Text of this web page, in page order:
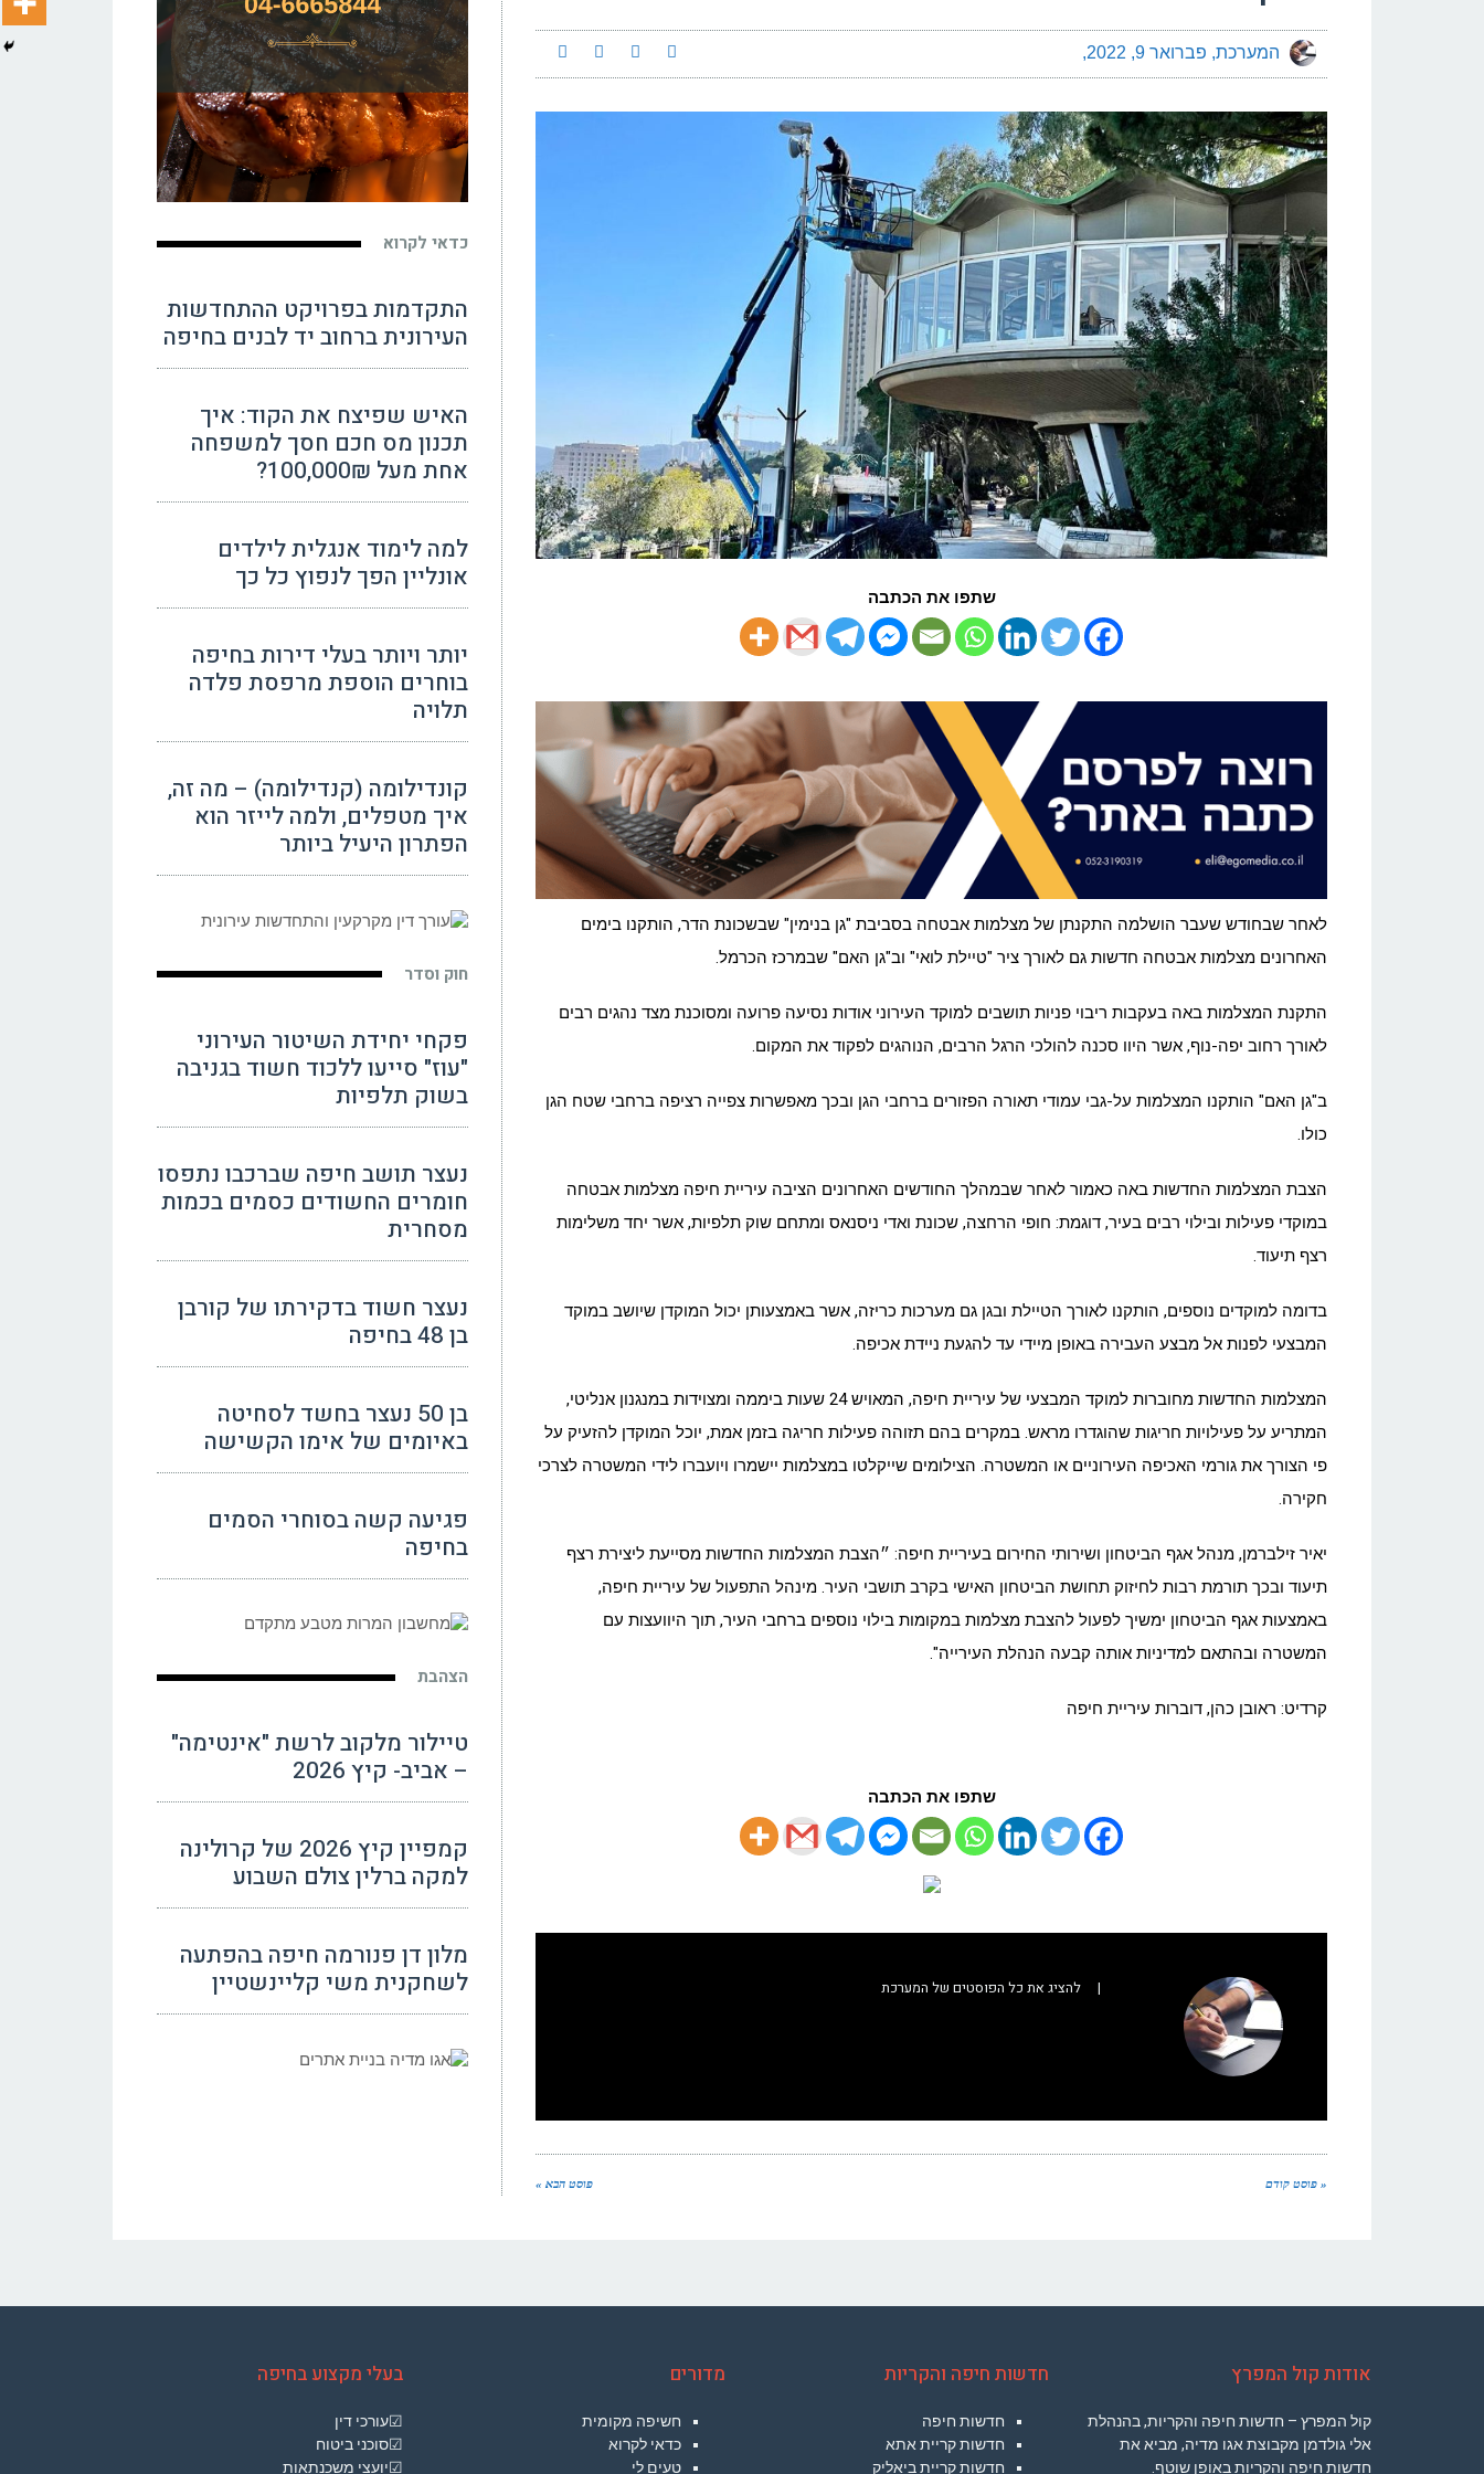
המערכת פברואר 9, 2022
שתפו את הכתבה
לאחר שבחודש שעבר הושלמה התקנתן של מצלמות אבטחה בסביבת "גן בנימין" שבשכונת הדר, הותקנו בימים
האחרונים מצלמות אבטחה חדשות גם לאורך ציר "טיילת לואי" וב"גן האם" שבמרכז הכרמל.
התקנת המצלמות באה בעקבות ריבוי פניות תושבים למוקד העירוני אודות נסיעה פרועה ומסוכנת מצד נהגים רבים
לאורך רחוב יפה-נוף, אשר היוו סכנה להולכי הרגל הרבים, הנוהגים לפקוד את המקום.
ב"גן האם" הותקנו המצלמות על-גבי עמודי תאורה הפזורים ברחבי הגן ובכך מאפשרות צפייה רציפה ברחבי שטח הגן
כולו.
הצבת המצלמות החדשות באה כאמור לאחר שבמהלך החודשים האחרונים הציבה עיריית חיפה מצלמות אבטחה
במוקדי פעילות ובילוי רבים בעיר, דוגמת: חופי הרחצה, שכונת ואדי ניסנאס ומתחם שוק תלפיות, אשר יחד משלימות
רצף תיעוד.
בדומה למוקדים נוספים, הותקנו לאורך הטיילת ובגן גם מערכות כריזה, אשר באמצעותן יכול המוקדן שיושב במוקד
המבצעי לפנות אל מבצע העבירה באופן מיידי עד להגעת ניידת אכיפה.
המצלמות החדשות מחוברות למוקד המבצעי של עיריית חיפה, המאויש 24 שעות ביממה ומצוידות במנגנון אנליטי,
המתריע על פעילויות חריגות שהוגדרו מראש. במקרים בהם תזוהה פעילות חריגה בזמן אמת, יוכל המוקדן להזעיק על
פי הצורך את גורמי האכיפה העירוניים או המשטרה. הצילומים שייקלטו במצלמות יישמרו ויועברו לידי המשטרה לצרכי
חקירה.
יאיר זילברמן, מנהל אגף הביטחון ושירותי החירום בעיריית חיפה: ״הצבת המצלמות החדשות מסייעת ליצירת רצף
תיעוד ובכך תורמת רבות לחיזוק תחושת הביטחון האישי בקרב תושבי העיר. מינהל התפעול של עיריית חיפה,
באמצעות אגף הביטחון ימשיך לפעול להצבת מצלמות במקומות בילוי נוספים ברחבי העיר, תוך היוועצות עם
המשטרה ובהתאם למדיניות אותה קבעה הנהלת העירייה".
קרדיט: ראובן כהן, דוברות עיריית חיפה
שתפו את הכתבה
| להציג את כל הפוסטים של המערכת
« פוסט קודם פוסט הבא »
כדאי לקרוא
התקדמות בפרויקט ההתחדשות
העירונית ברחוב יד לבנים בחיפה
האיש שפיצח את הקוד: איך
תכנון מס חכם חסך למשפחה
אחת מעל 100,000₪?
למה לימוד אנגלית לילדים
אונליין הפך לנפוץ כל כך
יותר ויותר בעלי דירות בחיפה
בוחרים הוספת מרפסת פלדה
תלויה
קונדילומה (קנדילומה) – מה זה,
איך מטפלים, ולמה לייזר הוא
הפתרון היעיל ביותר
חוק וסדר
פקחי יחידת השיטור העירוני
"עוז" סייעו ללכוד חשוד בגניבה
בשוק תלפיות
נעצר תושב חיפה שברכבו נתפסו
חומרים החשודים כסמים בכמות
מסחרית
נעצר חשוד בדקירתו של קורבן
בן 48 בחיפה
בן 50 נעצר בחשד לסחיטה
באיומים של אימו הקשישה
פגיעה קשה בסוחרי הסמים
בחיפה
הצהבת
טיילור מלקוב לרשת "אינטימה"
– אביב- קיץ 2026
קמפיין קיץ 2026 של קרולינה
למקה ברלין צולם השבוע
מלון דן פנורמה חיפה בהפתעה
לשחקנית משי קליינשטיין
אודות קול המפרץ
קול המפרץ – חדשות חיפה והקריות, בהנהלת
אלי גולדמן מקבוצת אגו מדיה, מביא את
חדשות חיפה והקריות באופן שוטף.
חדשות חיפה והקריות
חדשות חיפה
חדשות קריית אתא
חדשות קריית ביאליק
מדורים
חשיפה מקומית
כדאי לקרוא
טעים לי
בעלי מקצוע בחיפה
☑עורכי דין
☑סוכני ביטוח
☑יועצי משכנתאות